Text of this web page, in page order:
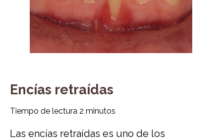
Encías retraídas
Tiempo de lectura 2 minutos
Las encías retraídas es uno de los